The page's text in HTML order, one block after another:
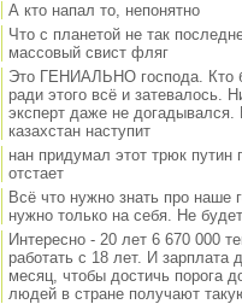
А кто напал то, непонятно
Что с планетой не так
массовый свист фляг
Это ГЕНИАЛЬНО господа. Кто
ради этого всё и затевалось.
эксперт даже не
казахстан наступит
нан придумал этот трюк путин
отстает
Всё что нужно знать про наше
нужно только на себя. Не
Интересно - 20 лет 6 670 000
работать с 18 лет. И зарплата
месяц, чтобы достичь порога
людей в стране получают